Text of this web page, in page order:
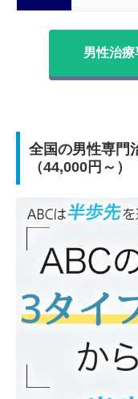
男性治
全国の男性専門
（44,000円～）